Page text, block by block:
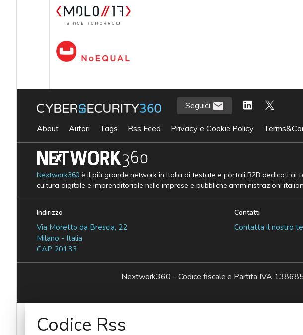
Seguici
About Autori Tags Rss Feed Privacy e Cookie Policy
Nextwork360è il più grande network in Italia di testate e portali B2B dedicati ai
cultura digitale e imprenditoriale nelle imprese e pubbliche amministrazioni
Indirizzo
Via Moretto da Brescia, 22
Milano - Italia
CAP 20133
Contatti
Contatta il nostro
Nextwork360 - Codice fiscale e Partita IVA
Codice Rss